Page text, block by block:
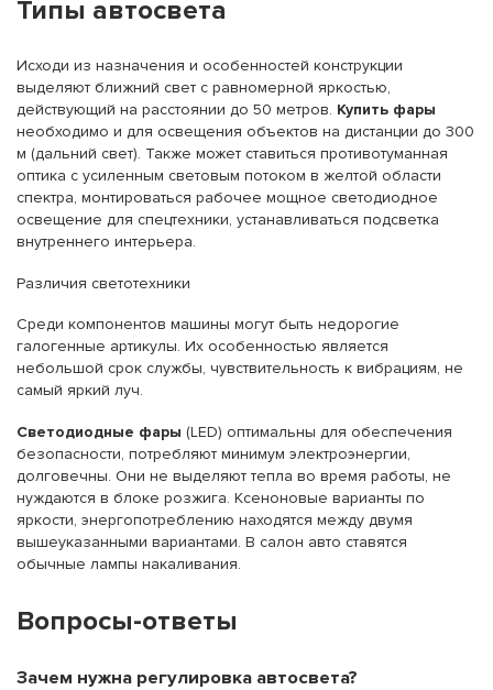
Типы автосвета
Исходи из назначения и особенностей конструкции
выделяют ближний свет с равномерной яркостью,
действующий на расстоянии до 50 метров. Купить фары
необходимо и для освещения объектов на дистанции до 300
м (дальний свет). Также может ставиться противотуманная
оптика с усиленным световым потоком в желтой области
спектра, монтироваться рабочее мощное светодиодное
освещение для спецтехники, устанавливаться подсветка
внутреннего интерьера.
Различия светотехники
Среди компонентов машины могут быть недорогие
галогенные артикулы. Их особенностью является
небольшой срок службы, чувствительность к вибрациям, не
самый яркий луч.
Светодиодные фары (LED) оптимальны для обеспечения
безопасности, потребляют минимум электроэнергии,
долговечны. Они не выделяют тепла во время работы, не
нуждаются в блоке розжига. Ксеноновые варианты по
яркости, энергопотреблению находятся между двумя
вышеуказанными вариантами. В салон авто ставятся
обычные лампы накаливания.
Вопросы-ответы
Зачем нужна регулировка автосвета?